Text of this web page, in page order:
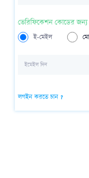
ভেরিফিকেশন কোডের
ই-মেইল
লগইন করতে চান ?